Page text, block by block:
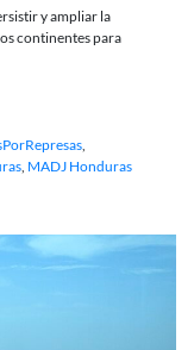
y ampliar la
continentes para
MADJ Honduras